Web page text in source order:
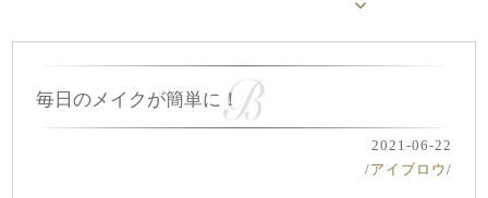
毎日のメイクが簡単に！
2021-06-22
/アイブロウ /